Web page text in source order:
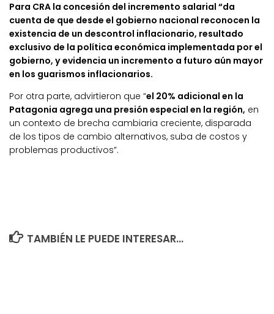
Para CRA la concesión del incremento salarial “da
cuenta de que desde el gobierno nacional reconocen la
existencia de un descontrol inflacionario, resultado
exclusivo de la política económica implementada por el
gobierno, y evidencia un incremento a futuro aún mayor
en los guarismos inflacionarios.
Por otra parte, advirtieron que “el 20% adicional en la
Patagonia agrega una presión especial en la región, en
un contexto de brecha cambiaria creciente, disparada
de los tipos de cambio alternativos, suba de costos y
problemas productivos”.
TAMBIÉN LE PUEDE INTERESAR...